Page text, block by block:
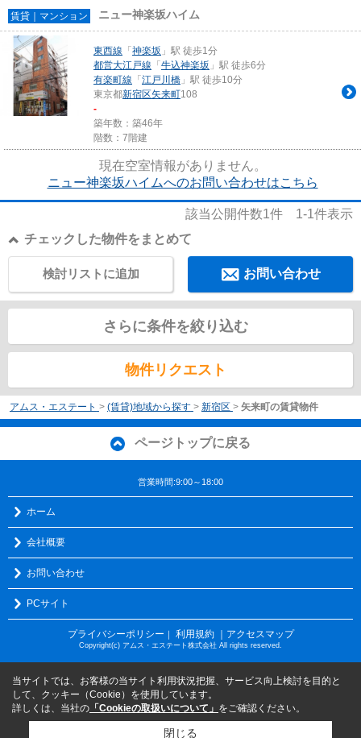
賃貸｜マンション ニュー神楽坂ハイム
東西線 「 神楽坂 」駅 徒歩1分
都営大江戸線 「 牛込神楽坂 」駅 徒歩6分
有楽町線 「 江戸川橋 」駅 徒歩10分
東京都新宿区矢来町108
-
築年数：築46年
階数：7階建
現在空室情報がありません。
ニュー神楽坂ハイムへのお問い合わせはこちら
該当公開件数1件 1-1件表示
チェックした物件をまとめて
お問い合わせ
検討リストに追加
さらに条件を絞り込む
物件リクエスト
アムス・エステート > (賃貸)地域から探す > 新宿区 > 矢来町の賃貸物件
ページトップに戻る
営業時間:9:00～18:00
ホーム
会社概要
お問い合わせ
PCサイト
プライバシーポリシー ｜ 利用規約 ｜アクセスマップ
Copyright(c) アムス・エステート株式会社 All rights reserved.
当サイトでは、お客様の当サイト利用状況把握、サービス向上検討を目的と
して、クッキー（Cookie）を使用しています。
詳しくは、当社の 「Cookieの取扱いについて」 をご確認ください。
閉じる